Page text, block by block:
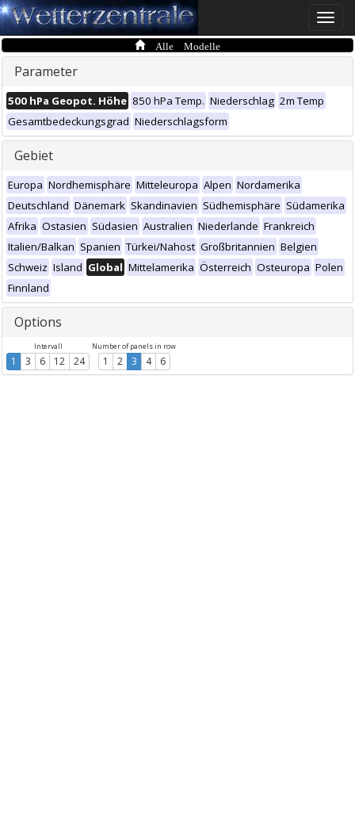
Toggle
Alle Modelle
Parameter
500 hPa Geopot. Höhe 850 hPa Temp. Niederschlag 2m Temp
Gesamtbedeckungsgrad Niederschlagsform
Gebiet
Europa Nordhemisphäre Mitteleuropa Alpen Nordamerika
Deutschland Dänemark Skandinavien Südhemisphäre Südamerika
Afrika Ostasien Südasien Australien Niederlande Frankreich
Italien/Balkan Spanien Türkei/Nahost Großbritannien Belgien
Schweiz Island Global Mittelamerika Österreich Osteuropa Polen
Finnland
Options
Intervall
1 3 6 12 24
Number of panels in row
1 2 3 4 6